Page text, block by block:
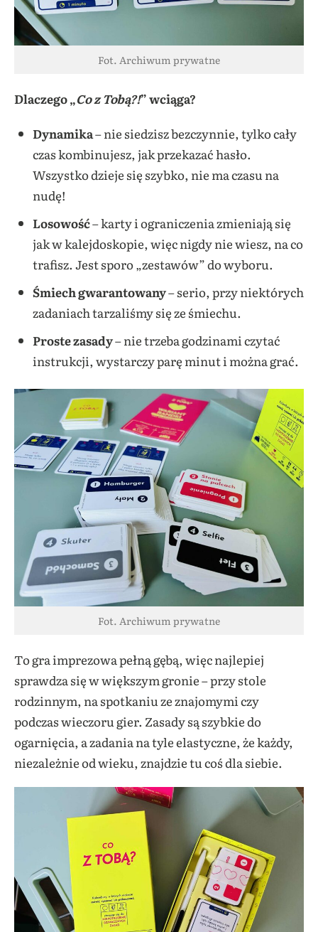
Fot. Archiwum prywatne
Dlaczego „Co z Tobą?!” wciąga?
Dynamika– nie siedzisz bezczynnie, tylko cały
czas kombinujesz, jak przekazać hasło.
Wszystko dzieje się szybko, nie ma czasu na
nudę!
Losowość– karty i ograniczenia zmieniają się
jak w kalejdoskopie, więc nigdy nie wiesz, na co
trafisz. Jest sporo „zestawów” do wyboru.
Śmiech gwarantowany– serio, przy niektórych
zadaniach tarzaliśmy się ze śmiechu.
Proste zasady– nie trzeba godzinami czytać
instrukcji, wystarczy parę minut i można grać.
Fot. Archiwum prywatne
To gra imprezowa pełną gębą, więc najlepiej
sprawdza się w większym gronie – przy stole
rodzinnym, na spotkaniu ze znajomymi czy
podczas wieczoru gier. Zasady są szybkie do
ogarnięcia, a zadania na tyle elastyczne, że każdy,
niezależnie od wieku, znajdzie tu coś dla siebie.